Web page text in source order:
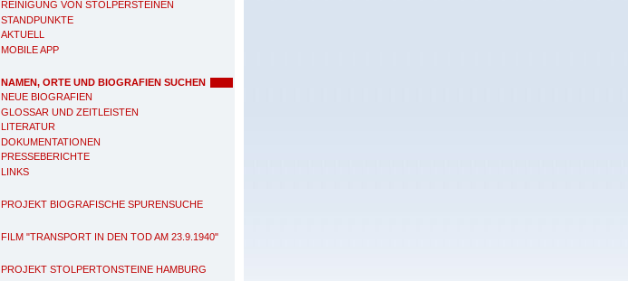
REINIGUNG VON STOLPERSTEINEN
STANDPUNKTE
AKTUELL
MOBILE APP
NAMEN, ORTE UND BIOGRAFIEN SUCHEN
NEUE BIOGRAFIEN
GLOSSAR UND ZEITLEISTEN
LITERATUR
DOKUMENTATIONEN
PRESSEBERICHTE
LINKS
PROJEKT BIOGRAFISCHE SPURENSUCHE
FILM "TRANSPORT IN DEN TOD AM 23.9.1940"
PROJEKT STOLPERTONSTEINE HAMBURG